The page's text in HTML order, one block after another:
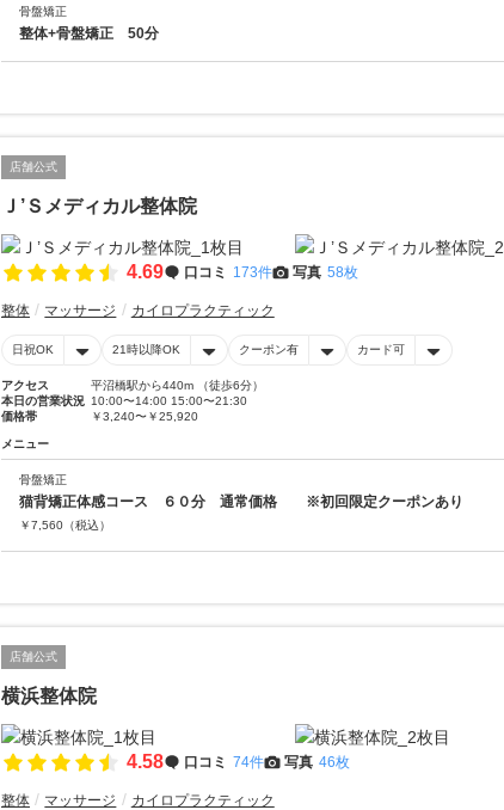
骨盤矯正
整体+骨盤矯正 50分
店舗公式
Ｊ’Ｓメディカル整体院
4.69 口コミ 173件 写真 58枚
整体 マッサージ カイロプラクティック
日祝OK 21時以降OK クーポン有 カード可
アクセス
平沼橋駅から440m （徒歩6分）
本日の営業状況 10:00〜14:00 15:00〜21:30
価格帯
￥3,240〜￥25,920
メニュー
骨盤矯正
猫背矯正体感コース ６０分 通常価格 ※初回限定クーポンあり
￥7,560 （税込）
店舗公式
横浜整体院
4.58 口コミ 74件 写真 46枚
整体 マッサージ カイロプラクティック